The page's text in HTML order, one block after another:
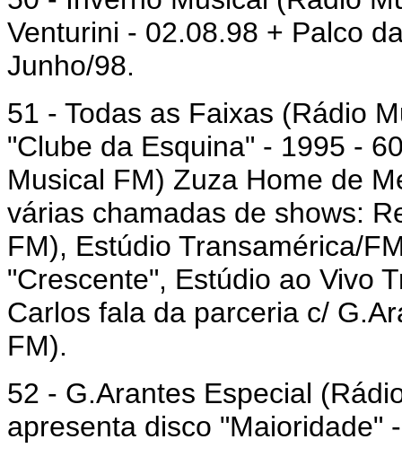
Venturini - 02.08.98 + Palco
Junho/98.
51 - Todas as Faixas (Rádio
"Clube da Esquina" - 1995 -
Musical FM) Zuza Home de
várias chamadas de shows:
FM), Estúdio Transamérica/
"Crescente", Estúdio ao Vivo
Carlos fala da parceria c/
FM).
52 - G.Arantes Especial
apresenta disco "Maioridade"